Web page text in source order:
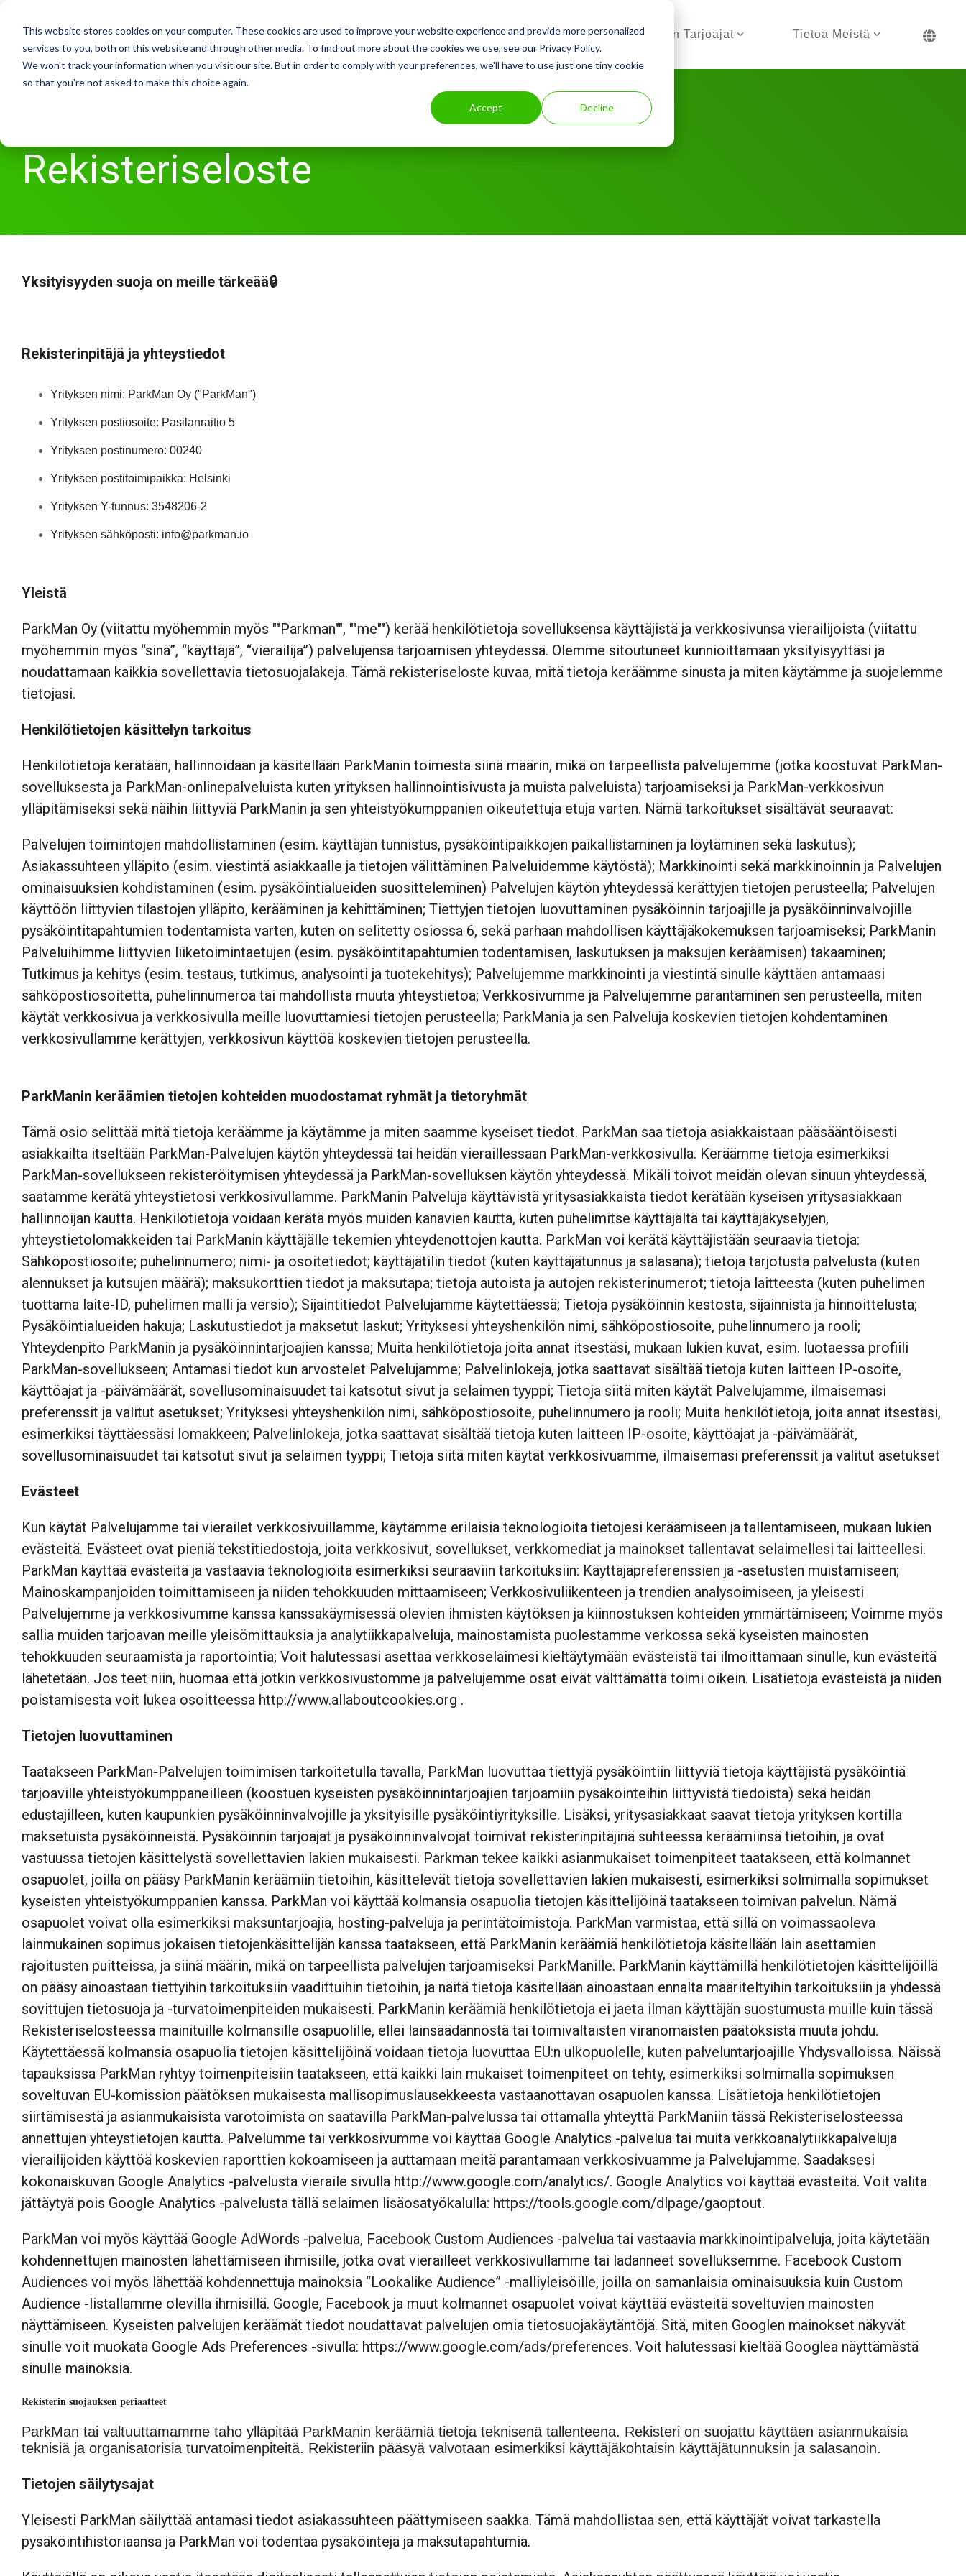
This website stores cookies on your computer. These cookies are used to improve your website experience and provide more personalized
services to you, both on this website and through other media. To find out more about the cookies we use, see our Privacy Policy.
We won't track your information when you visit our site. But in order to comply with your preferences, we'll have to use just one tiny cookie
so that you're not asked to make this choice again.
Accept Decline
content.
Kuluttajat Yritysasiakkaat Pysäköinnin Tarjoajat Tietoa Meistä
Rekisteriseloste
Yksityisyyden suoja on meille tärkeää🔒
Rekisterinpitäjä ja yhteystiedot
Yrityksen nimi: ParkMan Oy ("ParkMan")
Yrityksen postiosoite: Pasilanraitio 5
Yrityksen postinumero: 00240
Yrityksen postitoimipaikka: Helsinki
Yrityksen Y-tunnus: 3548206-2
Yrityksen sähköposti: info@parkman.io
Yleistä
ParkMan Oy (viitattu myöhemmin myös ""Parkman"", ""me"") kerää henkilötietoja sovelluksensa käyttäjistä ja verkkosivunsa vierailijoista (viitattu
myöhemmin myös “sinä”, “käyttäjä”, “vierailija”) palvelujensa tarjoamisen yhteydessä. Olemme sitoutuneet kunnioittamaan yksityisyyttäsi ja
noudattamaan kaikkia sovellettavia tietosuojalakeja. Tämä rekisteriseloste kuvaa, mitä tietoja keräämme sinusta ja miten käytämme ja suojelemme
tietojasi.
Henkilötietojen käsittelyn tarkoitus
Henkilötietoja kerätään, hallinnoidaan ja käsitellään ParkManin toimesta siinä määrin, mikä on tarpeellista palvelujemme (jotka koostuvat ParkMan-
sovelluksesta ja ParkMan-onlinepalveluista kuten yrityksen hallinnointisivusta ja muista palveluista) tarjoamiseksi ja ParkMan-verkkosivun
ylläpitämiseksi sekä näihin liittyviä ParkManin ja sen yhteistyökumppanien oikeutettuja etuja varten. Nämä tarkoitukset sisältävät seuraavat:
Palvelujen toimintojen mahdollistaminen (esim. käyttäjän tunnistus, pysäköintipaikkojen paikallistaminen ja löytäminen sekä laskutus);
Asiakassuhteen ylläpito (esim. viestintä asiakkaalle ja tietojen välittäminen Palveluidemme käytöstä); Markkinointi sekä markkinoinnin ja Palvelujen
ominaisuuksien kohdistaminen (esim. pysäköintialueiden suositteleminen) Palvelujen käytön yhteydessä kerättyjen tietojen perusteella; Palvelujen
käyttöön liittyvien tilastojen ylläpito, kerääminen ja kehittäminen; Tiettyjen tietojen luovuttaminen pysäköinnin tarjoajille ja pysäköinninvalvojille
pysäköintitapahtumien todentamista varten, kuten on selitetty osiossa 6, sekä parhaan mahdollisen käyttäjäkokemuksen tarjoamiseksi; ParkManin
Palveluihimme liittyvien liiketoimintaetujen (esim. pysäköintitapahtumien todentamisen, laskutuksen ja maksujen keräämisen) takaaminen;
Tutkimus ja kehitys (esim. testaus, tutkimus, analysointi ja tuotekehitys); Palvelujemme markkinointi ja viestintä sinulle käyttäen antamaasi
sähköpostiosoitetta, puhelinnumeroa tai mahdollista muuta yhteystietoa; Verkkosivumme ja Palvelujemme parantaminen sen perusteella, miten
käytät verkkosivua ja verkkosivulla meille luovuttamiesi tietojen perusteella; ParkMania ja sen Palveluja koskevien tietojen kohdentaminen
verkkosivullamme kerättyjen, verkkosivun käyttöä koskevien tietojen perusteella.
ParkManin keräämien tietojen kohteiden muodostamat ryhmät ja tietoryhmät
Tämä osio selittää mitä tietoja keräämme ja käytämme ja miten saamme kyseiset tiedot. ParkMan saa tietoja asiakkaistaan pääsääntöisesti
asiakkailta itseltään ParkMan-Palvelujen käytön yhteydessä tai heidän vieraillessaan ParkMan-verkkosivulla. Keräämme tietoja esimerkiksi
ParkMan-sovellukseen rekisteröitymisen yhteydessä ja ParkMan-sovelluksen käytön yhteydessä. Mikäli toivot meidän olevan sinuun yhteydessä,
saatamme kerätä yhteystietosi verkkosivullamme. ParkManin Palveluja käyttävistä yritysasiakkaista tiedot kerätään kyseisen yritysasiakkaan
hallinnoijan kautta. Henkilötietoja voidaan kerätä myös muiden kanavien kautta, kuten puhelimitse käyttäjältä tai käyttäjäkyselyjen,
yhteystietolomakkeiden tai ParkManin käyttäjälle tekemien yhteydenottojen kautta. ParkMan voi kerätä käyttäjistään seuraavia tietoja:
Sähköpostiosoite; puhelinnumero; nimi- ja osoitetiedot; käyttäjätilin tiedot (kuten käyttäjätunnus ja salasana); tietoja tarjotusta palvelusta (kuten
alennukset ja kutsujen määrä); maksukorttien tiedot ja maksutapa; tietoja autoista ja autojen rekisterinumerot; tietoja laitteesta (kuten puhelimen
tuottama laite-ID, puhelimen malli ja versio); Sijaintitiedot Palvelujamme käytettäessä; Tietoja pysäköinnin kestosta, sijainnista ja hinnoittelusta;
Pysäköintialueiden hakuja; Laskutustiedot ja maksetut laskut; Yrityksesi yhteyshenkilön nimi, sähköpostiosoite, puhelinnumero ja rooli;
Yhteydenpito ParkManin ja pysäköinnintarjoajien kanssa; Muita henkilötietoja joita annat itsestäsi, mukaan lukien kuvat, esim. luotaessa profiili
ParkMan-sovellukseen; Antamasi tiedot kun arvostelet Palvelujamme; Palvelinlokeja, jotka saattavat sisältää tietoja kuten laitteen IP-osoite,
käyttöajat ja -päivämäärät, sovellusominaisuudet tai katsotut sivut ja selaimen tyyppi; Tietoja siitä miten käytät Palvelujamme, ilmaisemasi
preferenssit ja valitut asetukset; Yrityksesi yhteyshenkilön nimi, sähköpostiosoite, puhelinnumero ja rooli; Muita henkilötietoja, joita annat itsestäsi,
esimerkiksi täyttäessäsi lomakkeen; Palvelinlokeja, jotka saattavat sisältää tietoja kuten laitteen IP-osoite, käyttöajat ja -päivämäärät,
sovellusominaisuudet tai katsotut sivut ja selaimen tyyppi; Tietoja siitä miten käytät verkkosivuamme, ilmaisemasi preferenssit ja valitut asetukset
Evästeet
Kun käytät Palvelujamme tai vierailet verkkosivuillamme, käytämme erilaisia teknologioita tietojesi keräämiseen ja tallentamiseen, mukaan lukien
evästeitä. Evästeet ovat pieniä tekstitiedostoja, joita verkkosivut, sovellukset, verkkomediat ja mainokset tallentavat selaimellesi tai laitteellesi.
ParkMan käyttää evästeitä ja vastaavia teknologioita esimerkiksi seuraaviin tarkoituksiin: Käyttäjäpreferenssien ja -asetusten muistamiseen;
Mainoskampanjoiden toimittamiseen ja niiden tehokkuuden mittaamiseen; Verkkosivuliikenteen ja trendien analysoimiseen, ja yleisesti
Palvelujemme ja verkkosivumme kanssa kanssakäymisessä olevien ihmisten käytöksen ja kiinnostuksen kohteiden ymmärtämiseen; Voimme myös
sallia muiden tarjoavan meille yleisömittauksia ja analytiikkapalveluja, mainostamista puolestamme verkossa sekä kyseisten mainosten
tehokkuuden seuraamista ja raportointia; Voit halutessasi asettaa verkkoselaimesi kieltäytymään evästeistä tai ilmoittamaan sinulle, kun evästeitä
lähetetään. Jos teet niin, huomaa että jotkin verkkosivustomme ja palvelujemme osat eivät välttämättä toimi oikein. Lisätietoja evästeistä ja niiden
poistamisesta voit lukea osoitteessa http://www.allaboutcookies.org .
Tietojen luovuttaminen
Taatakseen ParkMan-Palvelujen toimimisen tarkoitetulla tavalla, ParkMan luovuttaa tiettyjä pysäköintiin liittyviä tietoja käyttäjistä pysäköintiä
tarjoaville yhteistyökumppaneilleen (koostuen kyseisten pysäköinnintarjoajien tarjoamiin pysäköinteihin liittyvistä tiedoista) sekä heidän
edustajilleen, kuten kaupunkien pysäköinninvalvojille ja yksityisille pysäköintiyrityksille. Lisäksi, yritysasiakkaat saavat tietoja yrityksen kortilla
maksetuista pysäköinneistä. Pysäköinnin tarjoajat ja pysäköinninvalvojat toimivat rekisterinpitäjinä suhteessa keräämiinsä tietoihin, ja ovat
vastuussa tietojen käsittelystä sovellettavien lakien mukaisesti. Parkman tekee kaikki asianmukaiset toimenpiteet taatakseen, että kolmannet
osapuolet, joilla on pääsy ParkManin keräämiin tietoihin, käsittelevät tietoja sovellettavien lakien mukaisesti, esimerkiksi solmimalla sopimukset
kyseisten yhteistyökumppanien kanssa. ParkMan voi käyttää kolmansia osapuolia tietojen käsittelijöinä taatakseen toimivan palvelun. Nämä
osapuolet voivat olla esimerkiksi maksuntarjoajia, hosting-palveluja ja perintätoimistoja. ParkMan varmistaa, että sillä on voimassaoleva
lainmukainen sopimus jokaisen tietojenkäsittelijän kanssa taatakseen, että ParkManin keräämiä henkilötietoja käsitellään lain asettamien
rajoitusten puitteissa, ja siinä määrin, mikä on tarpeellista palvelujen tarjoamiseksi ParkManille. ParkManin käyttämillä henkilötietojen käsittelijöillä
on pääsy ainoastaan tiettyihin tarkoituksiin vaadittuihin tietoihin, ja näitä tietoja käsitellään ainoastaan ennalta määriteltyihin tarkoituksiin ja yhdessä
sovittujen tietosuoja ja -turvatoimenpiteiden mukaisesti. ParkManin keräämiä henkilötietoja ei jaeta ilman käyttäjän suostumusta muille kuin tässä
Rekisteriselosteessa mainituille kolmansille osapuolille, ellei lainsäädännöstä tai toimivaltaisten viranomaisten päätöksistä muuta johdu.
Käytettäessä kolmansia osapuolia tietojen käsittelijöinä voidaan tietoja luovuttaa EU:n ulkopuolelle, kuten palveluntarjoajille Yhdysvalloissa. Näissä
tapauksissa ParkMan ryhtyy toimenpiteisiin taatakseen, että kaikki lain mukaiset toimenpiteet on tehty, esimerkiksi solmimalla sopimuksen
soveltuvan EU-komission päätöksen mukaisesta mallisopimuslausekkeesta vastaanottavan osapuolen kanssa. Lisätietoja henkilötietojen
siirtämisestä ja asianmukaisista varotoimista on saatavilla ParkMan-palvelussa tai ottamalla yhteyttä ParkManiin tässä Rekisteriselosteessa
annettujen yhteystietojen kautta. Palvelumme tai verkkosivumme voi käyttää Google Analytics -palvelua tai muita verkkoanalytiikkapalveluja
vierailijoiden käyttöä koskevien raporttien kokoamiseen ja auttamaan meitä parantamaan verkkosivuamme ja Palvelujamme. Saadaksesi
kokonaiskuvan Google Analytics -palvelusta vieraile sivulla http://www.google.com/analytics/. Google Analytics voi käyttää evästeitä. Voit valita
jättäytyä pois Google Analytics -palvelusta tällä selaimen lisäosatyökalulla: https://tools.google.com/dlpage/gaoptout.
ParkMan voi myös käyttää Google AdWords -palvelua, Facebook Custom Audiences -palvelua tai vastaavia markkinointipalveluja, joita käytetään
kohdennettujen mainosten lähettämiseen ihmisille, jotka ovat vierailleet verkkosivullamme tai ladanneet sovelluksemme. Facebook Custom
Audiences voi myös lähettää kohdennettuja mainoksia “Lookalike Audience” -malliyleisöille, joilla on samanlaisia ominaisuuksia kuin Custom
Audience -listallamme olevilla ihmisillä. Google, Facebook ja muut kolmannet osapuolet voivat käyttää evästeitä soveltuvien mainosten
näyttämiseen. Kyseisten palvelujen keräämät tiedot noudattavat palvelujen omia tietosuojakäytäntöjä. Sitä, miten Googlen mainokset näkyvät
sinulle voit muokata Google Ads Preferences -sivulla: https://www.google.com/ads/preferences. Voit halutessasi kieltää Googlea näyttämästä
sinulle mainoksia.
Rekisterin suojauksen periaatteet
ParkMan tai valtuuttamamme taho ylläpitää ParkManin keräämiä tietoja teknisenä tallenteena. Rekisteri on suojattu käyttäen asianmukaisia
teknisiä ja organisatorisia turvatoimenpiteitä. Rekisteriin pääsyä valvotaan esimerkiksi käyttäjäkohtaisin käyttäjätunnuksin ja salasanoin.
Tietojen säilytysajat
Yleisesti ParkMan säilyttää antamasi tiedot asiakassuhteen päättymiseen saakka. Tämä mahdollistaa sen, että käyttäjät voivat tarkastella
pysäköintihistoriaansa ja ParkMan voi todentaa pysäköintejä ja maksutapahtumia.